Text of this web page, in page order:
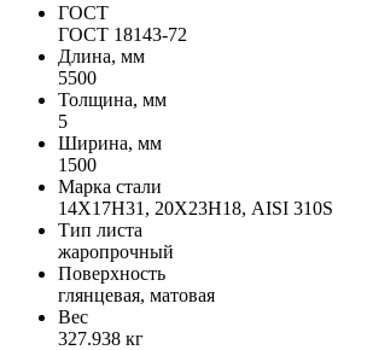
ГОСТ
ГОСТ 18143-72
Длина, мм
5500
Толщина, мм
5
Ширина, мм
1500
Марка стали
14Х17Н31, 20Х23Н18, AISI 310S
Тип листа
жаропрочный
Поверхность
глянцевая, матовая
Вес
327.938 кг